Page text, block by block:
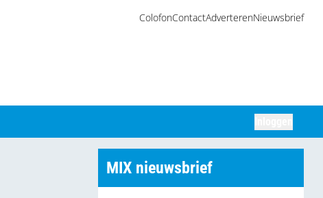
ColofonContactAdverterenNieuwsbrief
MIX nieuwsbrief